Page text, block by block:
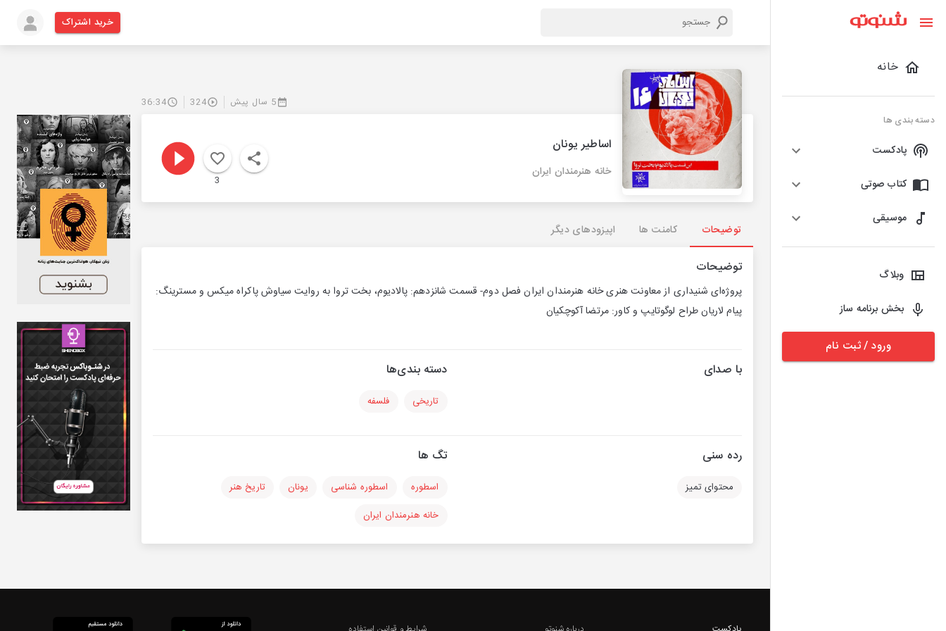
خانه
دسته بندی ها
پادکست
کتاب صوتی
موسیقی
وبلاگ
بخش برنامه ساز
ورود / ثبت نام
خرید اشتراک
5 سال پیش 324
36:34
اساطير يونان
خانه هنرمندان ایران
3
توضیحات کامنت ها اپیزودهای دیگر
توضیحات
پروژه‌اى شنيدارى از معاونت هنرى خانه هنرمندان ايران فصل دوم- قسمت شانزدهم: پالادیوم، بخت تروا به روايت سياوش پاكراه ميكس و مسترينگ:
پيام لاريان طراح لوگوتايپ و كاور: مرتضا آكوچكيان
با صدای دسته بندی‌ها
تاریخی فلسفه
رده سنی
محتوای تمیز
تگ ها
اسطوره اسطوره شناسی یونان
تاریخ هنر
خانه هنرمندان ایران